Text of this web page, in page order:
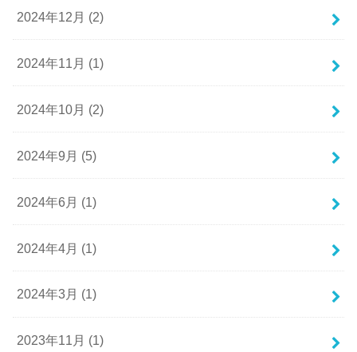
2024年12月 (2)
2024年11月 (1)
2024年10月 (2)
2024年9月 (5)
2024年6月 (1)
2024年4月 (1)
2024年3月 (1)
2023年11月 (1)